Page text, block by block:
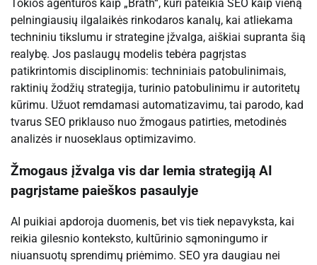
Tokios agentūros kaip „Brath“, kuri pateikia SEO kaip vieną
pelningiausių ilgalaikės rinkodaros kanalų, kai atliekama
techniniu tikslumu ir strategine įžvalga, aiškiai supranta šią
realybę. Jos paslaugų modelis tebėra pagrįstas
patikrintomis disciplinomis: techniniais patobulinimais,
raktinių žodžių strategija, turinio patobulinimu ir autoritetų
kūrimu. Užuot remdamasi automatizavimu, tai parodo, kad
tvarus SEO priklauso nuo žmogaus patirties, metodinės
analizės ir nuoseklaus optimizavimo.
Žmogaus įžvalga vis dar lemia strategiją AI
pagrįstame paieškos pasaulyje
AI puikiai apdoroja duomenis, bet vis tiek nepavyksta, kai
reikia gilesnio konteksto, kultūrinio sąmoningumo ir
niuansuotų sprendimų priėmimo. SEO yra daugiau nei